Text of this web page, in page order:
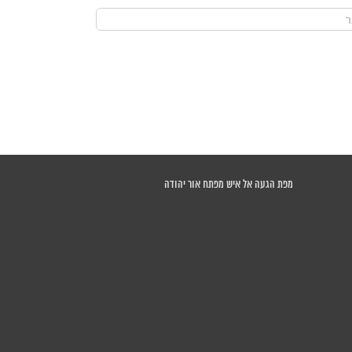
מפת הגעה אל איש מפתח אור יהודה